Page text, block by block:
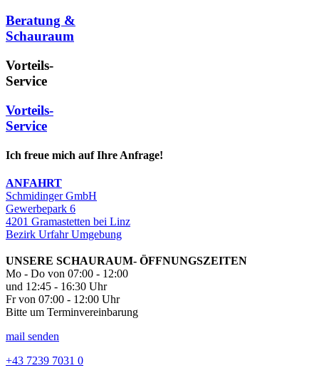
Beratung &
Schauraum
Vorteils-
Service
Vorteils-
Service
Ich freue mich auf Ihre Anfrage!
ANFAHRT
Schmidinger GmbH
Gewerbepark 6
4201 Gramastetten bei Linz
Bezirk Urfahr Umgebung
UNSERE SCHAURAUM- ÖFFNUNGSZEITEN
Mo - Do von 07:00 - 12:00
und 12:45 - 16:30 Uhr
Fr von 07:00 - 12:00 Uhr
Bitte um Terminvereinbarung
mail senden
+43 7239 7031 0